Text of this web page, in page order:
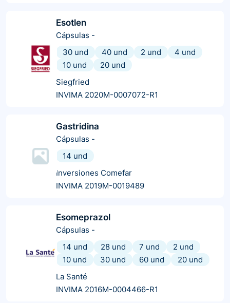
Esotlen
Cápsulas -
30 und
40 und 2 und
4 und
10 und
20 und
Siegfried
INVIMA 2020M-0007072-R1
Gastridina
Cápsulas -
14 und
Inversiones Comefar
INVIMA 2019M-0019489
Esomeprazol
Cápsulas -
14 und
28 und 7 und
2 und
10 und
30 und 60 und
20 und
La Santé
INVIMA 2016M-0004466-R1